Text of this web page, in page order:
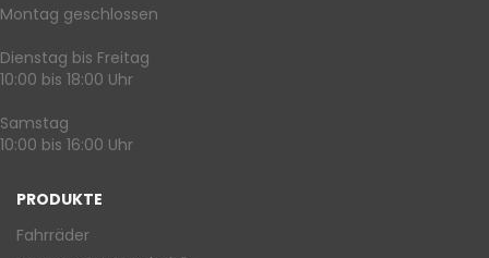
Montag geschlossen
Dienstag bis Freitag
10:00 bis 18:00 Uhr
Samstag
10:00 bis 16:00 Uhr
PRODUKTE
Fahrräder